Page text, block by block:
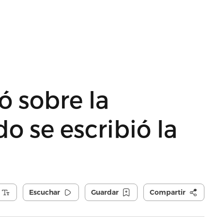
sobre la
se escribió la
Escuchar Guardar Compartir